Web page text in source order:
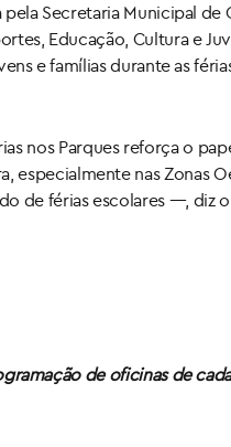
Secretaria Municipal
Educação, Cultura e
e famílias durante as
nos Parques reforça o
especialmente nas Zonas
de férias escolares —, diz
de oficinas de